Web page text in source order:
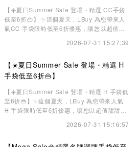
【☀️夏日Summer Sale 登場・精選 CC手袋
低至6折👜】 ✨這個夏天，LBuy 為您帶來人
氣CC 手袋限時低至6折優惠，讓您以超值甜
Vanity Case等，精緻優雅，無論日常出行、
度假旅遊，還是週末約會，都能輕鬆
2026-07-31 15:27:39
【☀️夏日Summer Sale 登場・精選 H
手袋低至6折👜】
【☀️夏日Summer Sale 登場・精選 H 手袋低
至6折👜】✨這個夏天，LBuy 為您帶來人氣
H 手袋限時低至6折優惠，讓您以超值甜甜價
魅力💫精選多個人氣袋款，包括 Kelly、
2026-07-31 15:16:57